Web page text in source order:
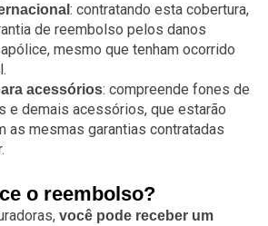
: contratando esta cobertura,
de reembolso pelos danos
mesmo que tenham ocorrido
acessórios: compreende fones de
e demais acessórios, que estarão
as mesmas garantias contratadas
o reembolso?
você pode receber um